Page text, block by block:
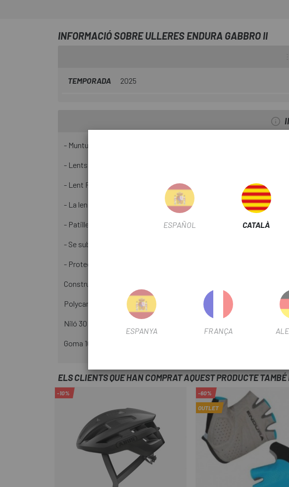
INFORMACIÓ SOBRE ULLERES ENDURA GABBRO II
TEMPORADA 2025
- Muntura i patilles TR90 lleugeres
- Lents ventilades d'una peça, de perfil cilíndric, d'alta definició,
- Lent Revo de mirall de color
- La lent compta amb un revestiment frontal superhidrofòbic i un
- Patilles de goma modelades per injecció i peça nasal de goma
- Se subministren amb una bossa de transport de microfibra suau
- Protecció 100% UV d'acord amb EN ISO 12312-1: 2013
Construcció:
Polycarbonat 60%
Niló 30%
Goma 10%
ELS CLIENTS QUE HAN COMPRAT AQUEST PRODUCTE
-10% -60%
OUTLET
ESPAÑOL CATALÀ
ESPANYA FRANÇA